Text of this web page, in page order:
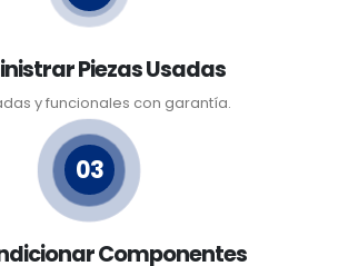
Piezas Usadas
y funcionales con garantía.
03
Componentes